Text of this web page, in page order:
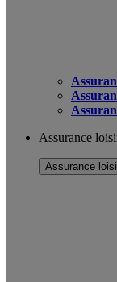
Assurance
Assurance